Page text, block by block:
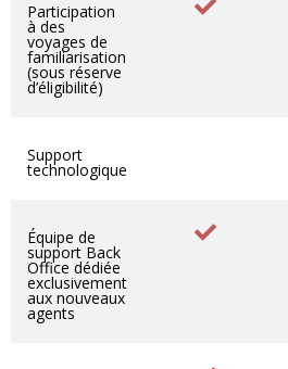
Participation
à des
voyages de
familiarisation
(sous réserve
d’éligibilité)
Support
technologique
Équipe de
support Back
Office dédiée
exclusivement
aux nouveaux
agents